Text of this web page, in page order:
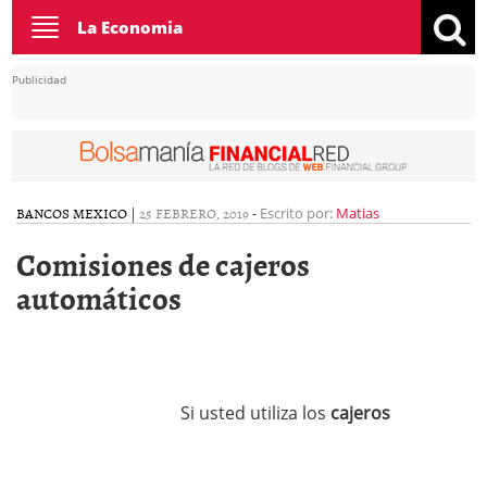
Toggle
navigation
La Economia
Publicidad
BANCOS MEXICO | 25 FEBRERO, 2019- Escrito por: Matias
Comisiones de cajeros
automáticos
Si usted utiliza los cajeros